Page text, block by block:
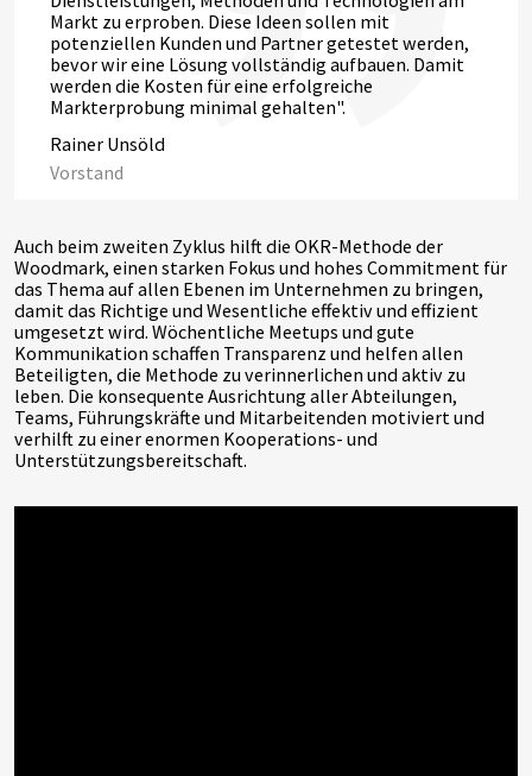
Markt zu erproben. Diese Ideen sollen mit
potenziellen Kunden und Partner getestet werden,
bevor wir eine Lösung vollständig aufbauen. Damit
werden die Kosten für eine erfolgreiche
Markterprobung minimal gehalten".
Rainer Unsöld
Vorstand
Auch beim zweiten Zyklus hilft die OKR-Methode der
Woodmark, einen starken Fokus und hohes Commitment für
das Thema auf allen Ebenen im Unternehmen zu bringen,
damit das Richtige und Wesentliche effektiv und effizient
umgesetzt wird. Wöchentliche Meetups und gute
Kommunikation schaffen Transparenz und helfen allen
Beteiligten, die Methode zu verinnerlichen und aktiv zu
leben. Die konsequente Ausrichtung aller Abteilungen,
Teams, Führungskräfte und Mitarbeitenden motiviert und
verhilft zu einer enormen Kooperations- und
Unterstützungsbereitschaft.